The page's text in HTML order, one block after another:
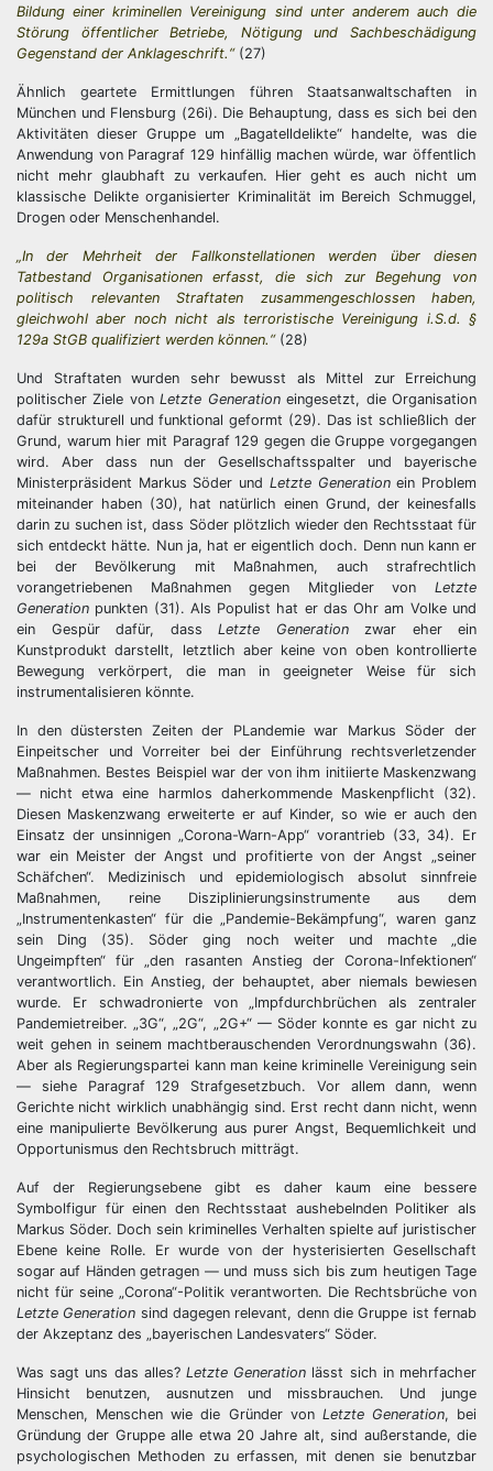
Bildung einer kriminellen Vereinigung sind unter anderem auch die
Störung öffentlicher Betriebe, Nötigung und Sachbeschädigung
Gegenstand der Anklageschrift.“(27)
Ähnlich geartete Ermittlungen führen Staatsanwaltschaften in
München und Flensburg (26i). Die Behauptung, dass es sich bei den
Aktivitäten dieser Gruppe um „Bagatelldelikte“ handelte, was die
Anwendung von Paragraf 129 hinfällig machen würde, war öffentlich
nicht mehr glaubhaft zu verkaufen. Hier geht es auch nicht um
klassische Delikte organisierter Kriminalität im Bereich Schmuggel,
Drogen oder Menschenhandel.
„In der Mehrheit der Fallkonstellationen werden über diesen
Tatbestand Organisationen erfasst, die sich zur Begehung von
politisch relevanten Straftaten zusammengeschlossen haben,
gleichwohl aber noch nicht als terroristische Vereinigung i.S.d. §
129a StGB qualifiziert werden können.“(28)
Und Straftaten wurden sehr bewusst als Mittel zur Erreichung
politischer Ziele vonLetzte Generationeingesetzt, die Organisation
dafür strukturell und funktional geformt (29). Das ist schließlich der
Grund, warum hier mit Paragraf 129 gegen die Gruppe vorgegangen
wird. Aber dass nun der Gesellschaftsspalter und bayerische
Ministerpräsident Markus Söder und Letzte Generationein Problem
miteinander haben (30), hat natürlich einen Grund, der keinesfalls
darin zu suchen ist, dass Söder plötzlich wieder den Rechtsstaat für
sich entdeckt hätte. Nun ja, hat er eigentlich doch. Denn nun kann er
bei der Bevölkerung mit Maßnahmen, auch strafrechtlich
vorangetriebenen Maßnahmen gegen Mitglieder von Letzte
Generation punkten (31). Als Populist hat er das Ohr am Volke und
ein Gespür dafür, dass Letzte Generationzwar eher ein
Kunstprodukt darstellt, letztlich aber keine von oben kontrollierte
Bewegung verkörpert, die man in geeigneter Weise für sich
instrumentalisieren könnte.
In den düstersten Zeiten der PLandemie war Markus Söder der
Einpeitscher und Vorreiter bei der Einführung rechtsverletzender
Maßnahmen. Bestes Beispiel war der von ihm initiierte Maskenzwang
— nicht etwa eine harmlos daherkommende Maskenpflicht (32).
Diesen Maskenzwang erweiterte er auf Kinder, so wie er auch den
Einsatz der unsinnigen „Corona-Warn-App“ vorantrieb (33, 34). Er
war ein Meister der Angst und profitierte von der Angst „seiner
Schäfchen“. Medizinisch und epidemiologisch absolut sinnfreie
Maßnahmen, reine Disziplinierungsinstrumente aus dem
„Instrumentenkasten“ für die „Pandemie-Bekämpfung“, waren ganz
sein Ding (35). Söder ging noch weiter und machte „die
Ungeimpften“ für „den rasanten Anstieg der Corona-Infektionen“
verantwortlich. Ein Anstieg, der behauptet, aber niemals bewiesen
wurde. Er schwadronierte von „Impfdurchbrüchen als zentraler
Pandemietreiber. „3G“, „2G“, „2G+“ — Söder konnte es gar nicht zu
weit gehen in seinem machtberauschenden Verordnungswahn (36).
Aber als Regierungspartei kann man keine kriminelle Vereinigung sein
— siehe Paragraf 129 Strafgesetzbuch. Vor allem dann, wenn
Gerichte nicht wirklich unabhängig sind. Erst recht dann nicht, wenn
eine manipulierte Bevölkerung aus purer Angst, Bequemlichkeit und
Opportunismus den Rechtsbruch mitträgt.
Auf der Regierungsebene gibt es daher kaum eine bessere
Symbolfigur für einen den Rechtsstaat aushebelnden Politiker als
Markus Söder. Doch sein kriminelles Verhalten spielte auf juristischer
Ebene keine Rolle. Er wurde von der hysterisierten Gesellschaft
sogar auf Händen getragen — und muss sich bis zum heutigen Tage
nicht für seine „Corona“-Politik verantworten. Die Rechtsbrüche von
Letzte Generation sind dagegen relevant, denn die Gruppe ist fernab
der Akzeptanz des „bayerischen Landesvaters“ Söder.
Was sagt uns das alles? Letzte Generation lässt sich in mehrfacher
Hinsicht benutzen, ausnutzen und missbrauchen. Und junge
Menschen, Menschen wie die Gründer von Letzte Generation, bei
Gründung der Gruppe alle etwa 20 Jahre alt, sind außerstande, die
psychologischen Methoden zu erfassen, mit denen sie benutzbar